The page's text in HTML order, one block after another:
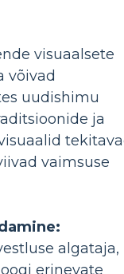
visuaalsete
võivad
uudishimu
ja
vaimsuse
algataja,
erinevate